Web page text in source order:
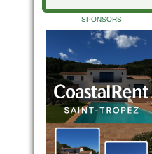
SPONSORS